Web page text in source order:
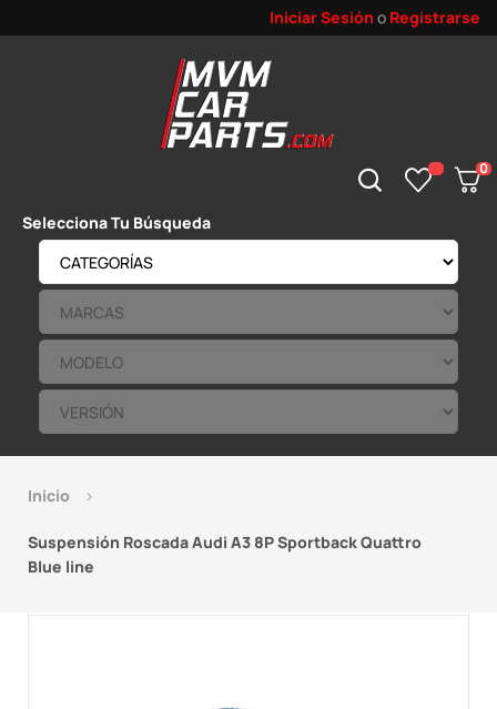
Iniciar Sesión o Registrarse
0
Selecciona Tu Búsqueda
Inicio
Suspensión Roscada Audi A3 8P Sportback Quattro
Blue line